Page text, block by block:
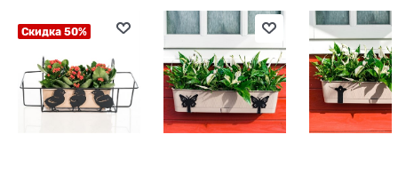
Скидка 50%